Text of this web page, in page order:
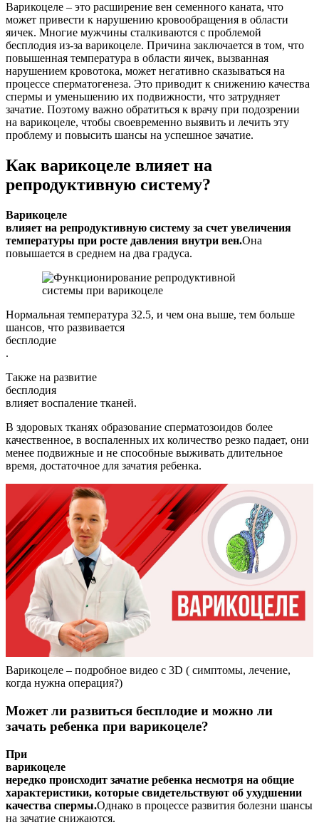
Варикоцеле – это расширение вен семенного каната, что
может привести к нарушению кровообращения в области
яичек. Многие мужчины сталкиваются с проблемой
бесплодия из-за варикоцеле. Причина заключается в том, что
повышенная температура в области яичек, вызванная
нарушением кровотока, может негативно сказываться на
процессе сперматогенеза. Это приводит к снижению качества
спермы и уменьшению их подвижности, что затрудняет
зачатие. Поэтому важно обратиться к врачу при подозрении
на варикоцеле, чтобы своевременно выявить и лечить эту
проблему и повысить шансы на успешное зачатие.
Как варикоцеле влияет на
репродуктивную систему?
Варикоцеле
влияет на репродуктивную систему за счет увеличения
температуры при росте давления внутри вен.Она
повышается в среднем на два градуса.
Нормальная температура 32.5, и чем она выше, тем больше
шансов, что развивается
бесплодие
.
Также на развитие
бесплодия
влияет воспаление тканей.
В здоровых тканях образование сперматозоидов более
качественное, в воспаленных их количество резко падает, они
менее подвижные и не способные выживать длительное
время, достаточное для зачатия ребенка.
Варикоцеле – подробное видео с 3D ( симптомы, лечение,
когда нужна операция?)
Может ли развиться бесплодие и можно ли
зачать ребенка при варикоцеле?
При
варикоцеле
нередко происходит зачатие ребенка несмотря на общие
характеристики, которые свидетельствуют об ухудшении
качества спермы.Однако в процессе развития болезни шансы
на зачатие снижаются.